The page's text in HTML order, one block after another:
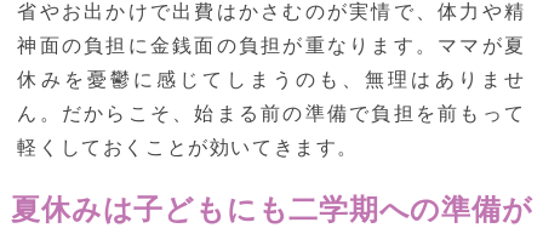
省やお出かけで出費はかさむのが実情で、体力や精
神面の負担に金銭面の負担が重なります。ママが夏
休みを憂鬱に感じてしまうのも、無理はありませ
ん。だからこそ、始まる前の準備で負担を前もって
軽くしておくことが効いてきます。
夏休みは子どもにも二学期への準備が